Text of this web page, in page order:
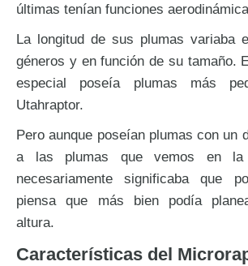
últimas tenían funciones
La longitud de sus plumas variaba
géneros y en función de su tamaño.
especial poseía plumas más
Utahraptor.
Pero aunque poseían plumas con un
a las plumas que vemos en la
necesariamente significaba que
piensa que más bien podía
altura.
Características del